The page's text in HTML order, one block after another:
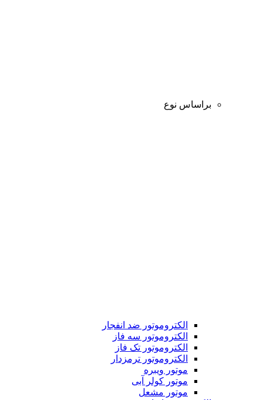
براساس نوع
الکتروموتور ضد انفجار
الکتروموتور سه فاز
الکتروموتور تک فاز
الکتروموتور ترمزدار
موتور ویبره
موتور کولر آبی
موتور مشعل